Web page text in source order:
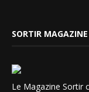
SORTIR MAGAZINE
Le Magazine Sortir